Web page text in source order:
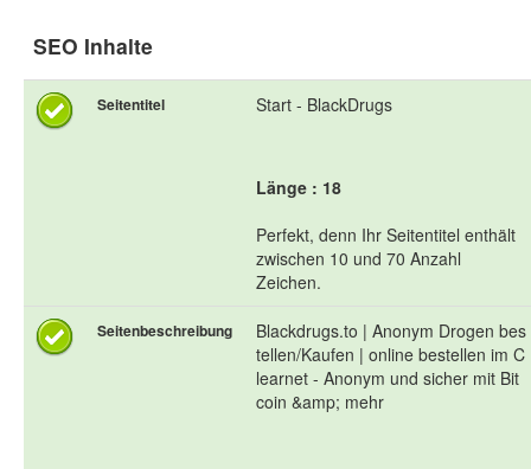
SEO Inhalte
Seitentitel Start - BlackDrugs
Länge : 18
Perfekt, denn Ihr Seitentitel enthält
zwischen 10 und 70 Anzahl
Zeichen.
Seitenbeschreibung
Blackdrugs.to | Anonym Drogen bes
tellen/Kaufen | online bestellen im C
learnet - Anonym und sicher mit Bit
coin &amp; mehr